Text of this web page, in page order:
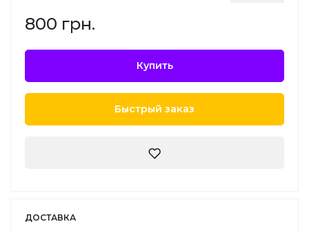
800 грн.
Купить
Быстрый заказ
ДОСТАВКА